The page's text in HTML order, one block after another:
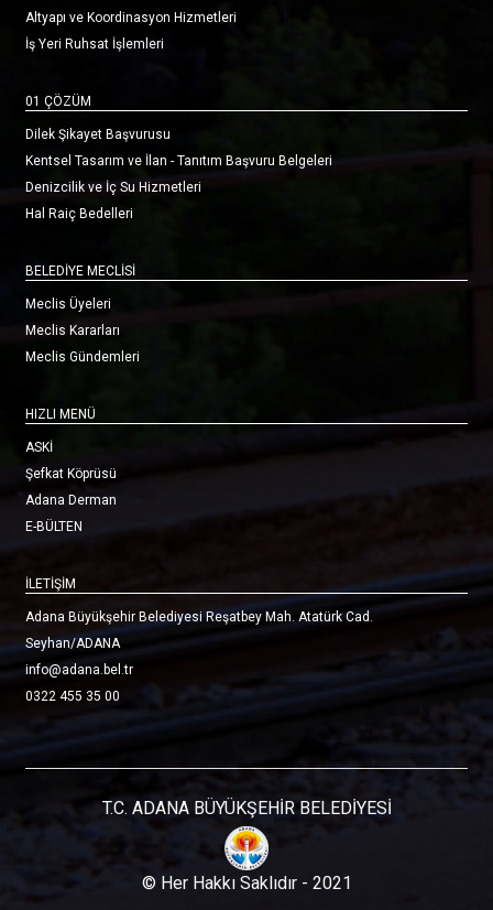
Altyapı ve Koordinasyon Hizmetleri
İş Yeri Ruhsat İşlemleri
01 ÇÖZÜM
Dilek Şikayet Başvurusu
Kentsel Tasarım ve İlan - Tanıtım Başvuru Belgeleri
Denizcilik ve İç Su Hizmetleri
Hal Raiç Bedelleri
BELEDİYE MECLİSİ
Meclis Üyeleri
Meclis Kararları
Meclis Gündemleri
HIZLI MENÜ
ASKİ
Şefkat Köprüsü
Adana Derman
E-BÜLTEN
İLETİŞİM
Adana Büyükşehir Belediyesi Reşatbey Mah. Atatürk Cad.
Seyhan/ADANA
info@adana.bel.tr
0322 455 35 00
T.C. ADANA BÜYÜKŞEHİR BELEDİYESİ
© Her Hakkı Saklıdır - 2021